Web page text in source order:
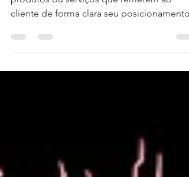
Existem várias marcas de empresas,
produtos ou serviços que remetem ao
cliente de forma clara seu posicionamento.